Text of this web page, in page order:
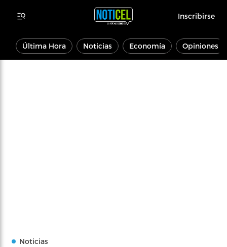
Inscribirse
Última Hora Noticias Economía Opiniones
Noticias